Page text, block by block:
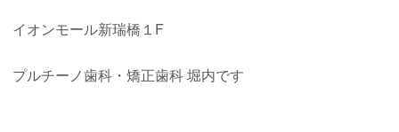
イオンモール新瑞橋１F
プルチーノ歯科・矯正歯科 堀内です